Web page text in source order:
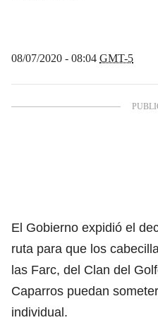
08/07/2020 - 08:04 GMT-5
El Gobierno expidió el
ruta para que los
las Farc, del Clan del
Caparros puedan
individual.